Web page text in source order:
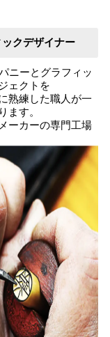
クデザイナー
ニーとグラフィッ
ェクトを
熟練した職人が一
ます。
ーカーの専門工場